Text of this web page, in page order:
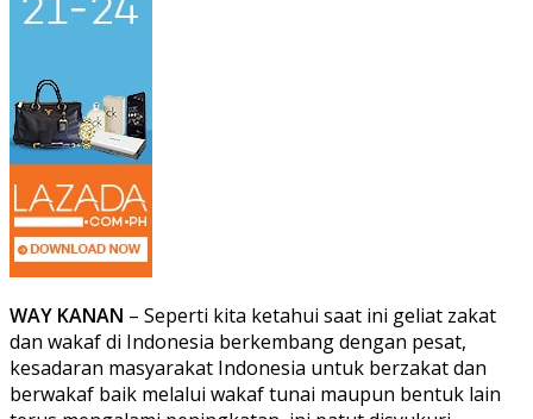
WAY KANAN – Seperti kita ketahui saat ini geliat zakat
dan wakaf di Indonesia berkembang dengan pesat,
kesadaran masyarakat Indonesia untuk berzakat dan
berwakaf baik melalui wakaf tunai maupun bentuk lain